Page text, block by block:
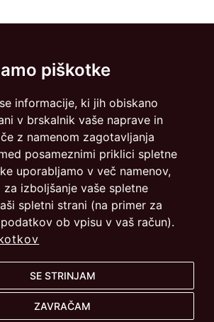
piškotke
informacije, ki jih obiskano
v brskalnik vaše naprave in
z namenom zagotavljanja
posameznimi priklici spletne
uporabljamo v več namenov,
za izboljšanje vaše spletne
spletni strani (na primer za
ob vpisu v vaš račun).
SE STRINJAM
ZAVRAČAM